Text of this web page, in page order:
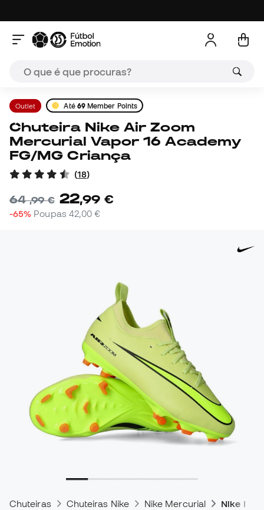
Outlet Até 69Member Points
Chuteira Nike Air Zoom
Mercurial Vapor 16 Academy
FG/MG Criança
(18)
64,99 € 22,99 €
-65% Poupas 42,00 €
Chuteiras Chuteiras Nike Nike Mercurial Nike